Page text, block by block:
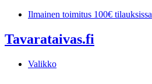
Mene
Ilmainen toimitus 100€ tilauksissa
Tavarataivas.fi
Valikko